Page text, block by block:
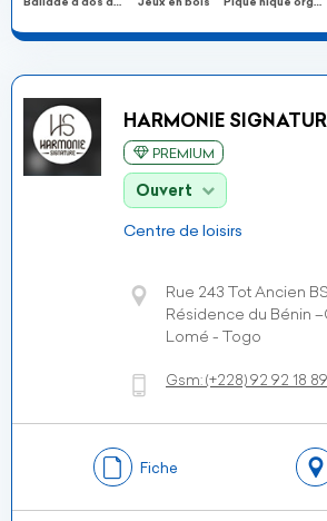
HARMONIE
PREMIUM
Ouvert
Centre de loisirs
Rue 243 Tot Ancien
Résidence du Bénin
Lomé - Togo
Gsm:(+228)92 92 18 89
Fiche